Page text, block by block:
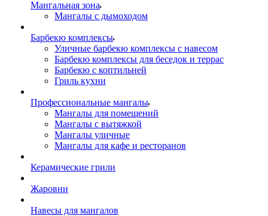
Мангальная зона
Мангалы с дымоходом
Барбекю комплексы
Уличные барбекю комплексы с навесом
Барбекю комплексы для беседок и террас
Барбекю с коптильней
Гриль кухни
Профессиональные мангалы
Мангалы для помещений
Мангалы с вытяжкой
Мангалы уличные
Мангалы для кафе и ресторанов
Керамические грили
Жаровни
Навесы для мангалов